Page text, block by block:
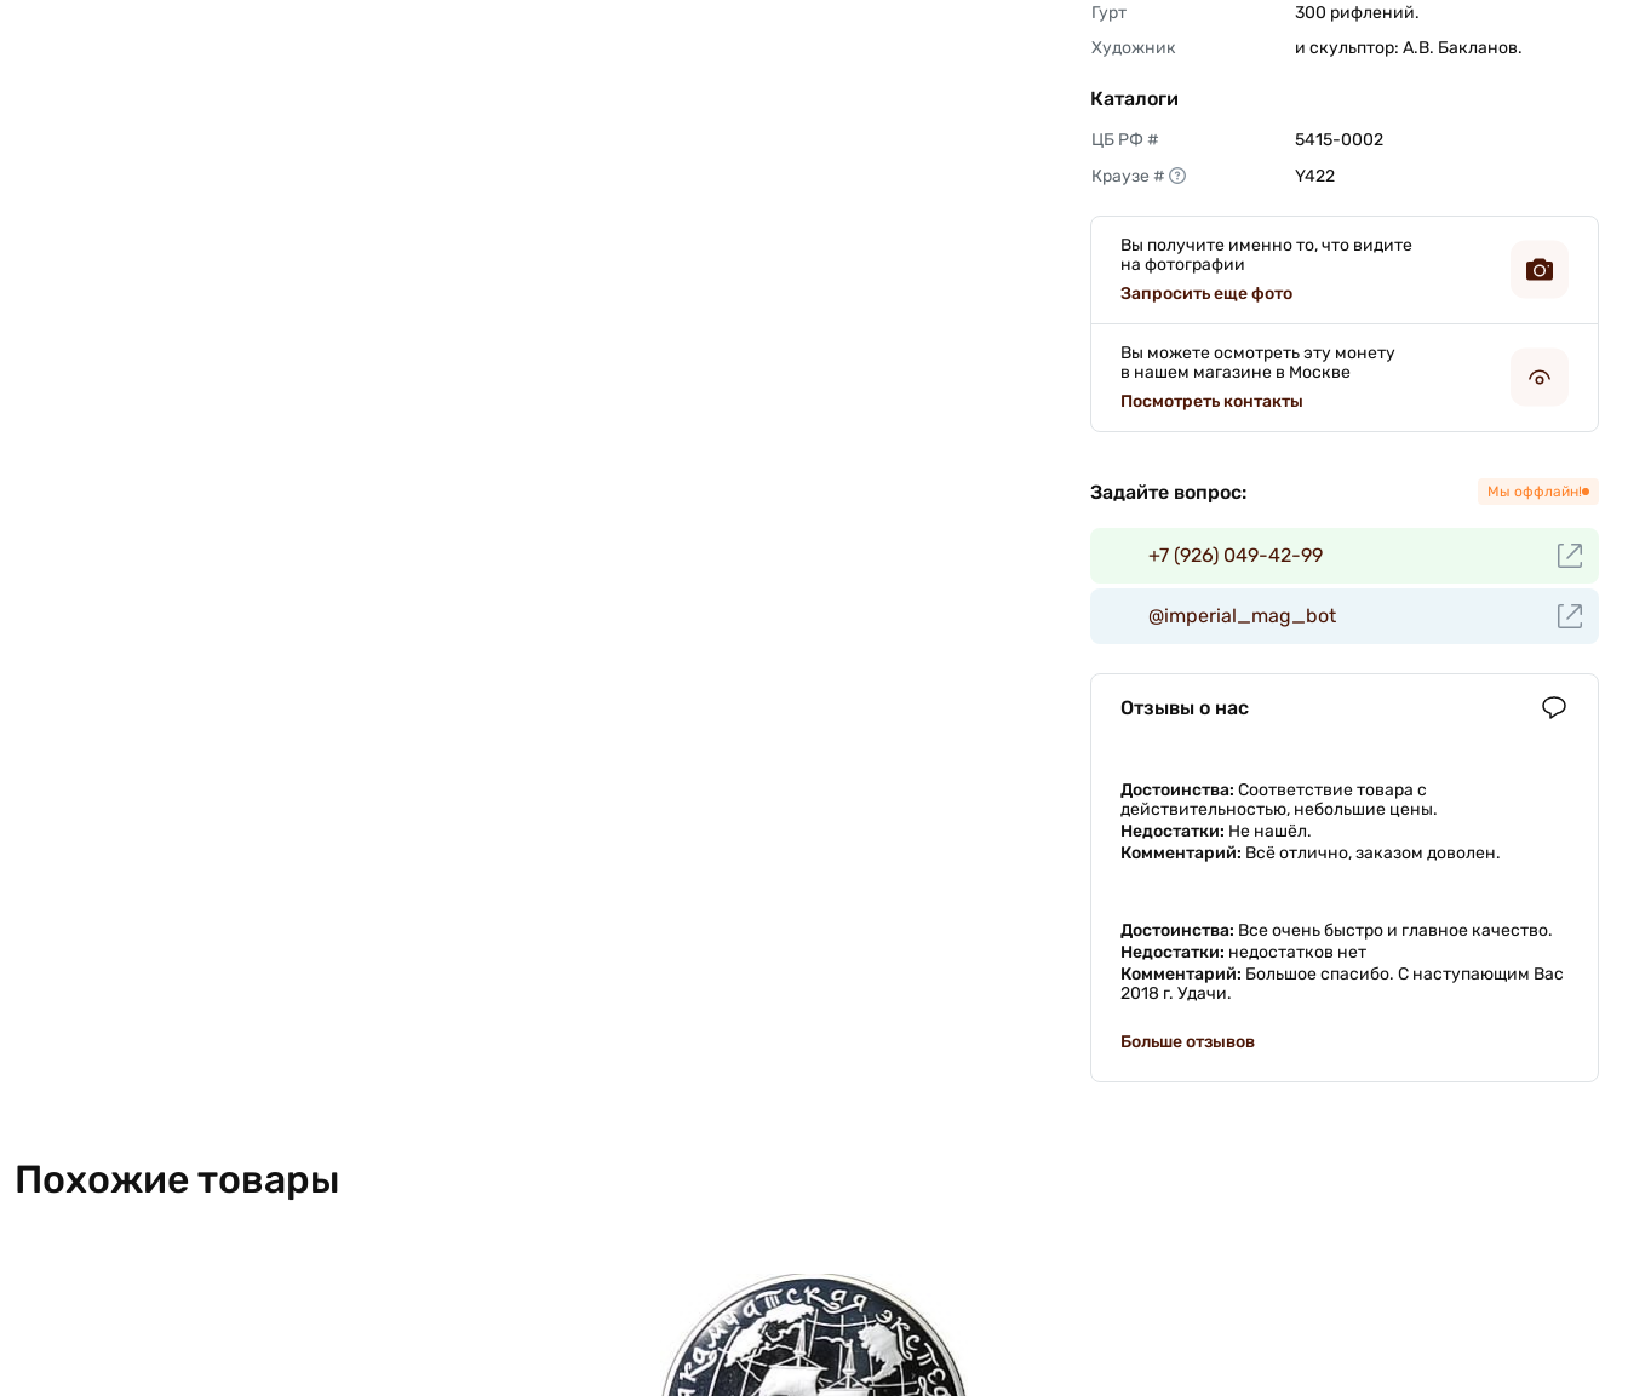
Гурт
300 рифлений.
Художник
и скульптор: А.В. Бакланов.
Каталоги
ЦБ РФ #
5415-0002
Краузе #
Y422
Вы получите именно то, что видите
на фотографии
Запросить еще фото
Вы можете осмотреть эту монету
в нашем магазине в Москве
Посмотреть контакты
Задайте вопрос: Мы оффлайн!
+7 (926) 049-42-99
@imperial_mag_bot
Отзывы о нас
Достоинства: Соответствие товара с
действительностью, небольшие цены.
Недостатки: Не нашёл.
Комментарий: Всё отлично, заказом доволен.
Достоинства: Все очень быстро и главное качество.
Недостатки: недостатков нет
Комментарий: Большое спасибо. С наступающим Вас
2018 г. Удачи.
Больше отзывов
Похожие товары